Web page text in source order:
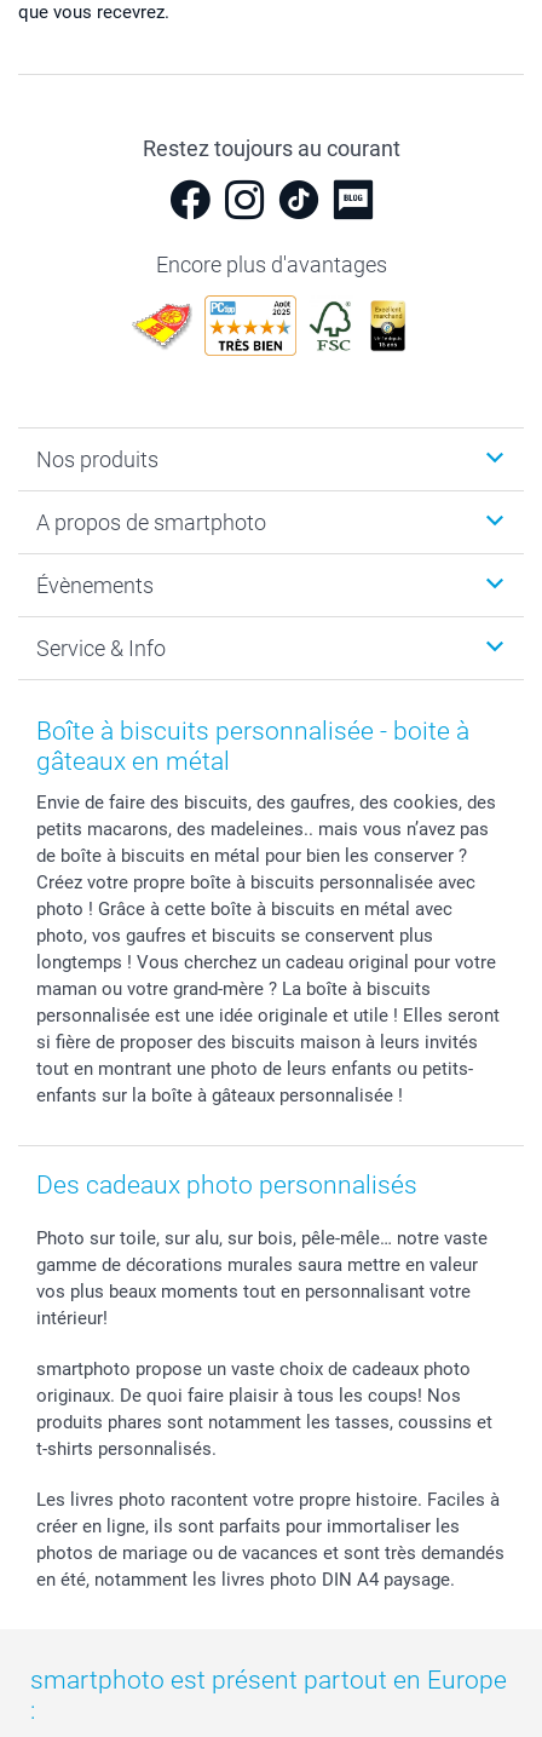
que vous recevrez.
Restez toujours au courant
Encore plus d'avantages
Nos produits
Cadeaux photo
MyNameBook
Développement photo & Tirage photo
Cadres photo & accessoires déco
Calendrier photos & Agendas photo
Chèque Cadeau
A propos de smartphoto
Durabilité
Gestion des cookies
Mentions Légales
Presse
Investor Relations
B2B smartbusiness
Droit de rétractation
Évènements
Nouvel An
Fête des Mères
Fête des Pères
Mariage
Fête d'anniversaire
Collection naissance
Tous les évènements
Service & Info
Tarifs et frais de livraison
Livraison
Modes de Paiement
Identifiez-vous
Plan du site
Statut de ma commande
smarfriends
smartgarantie
smartbonus
Boîte à biscuits personnalisée - boite à
gâteaux en métal
Envie de faire des biscuits, des gaufres, des cookies, des
petits macarons, des madeleines.. mais vous n’avez pas
de boîte à biscuits en métal pour bien les conserver ?
Créez votre propre boîte à biscuits personnalisée avec
photo ! Grâce à cette boîte à biscuits en métal avec
photo, vos gaufres et biscuits se conservent plus
longtemps ! Vous cherchez un cadeau original pour votre
maman ou votre grand-mère ? La boîte à biscuits
personnalisée est une idée originale et utile ! Elles seront
si fière de proposer des biscuits maison à leurs invités
tout en montrant une photo de leurs enfants ou petits-
enfants sur la boîte à gâteaux personnalisée !
Des cadeaux photo personnalisés
Photo sur toile, sur alu, sur bois, pêle-mêle… notre vaste
gamme de décorations murales saura mettre en valeur
vos plus beaux moments tout en personnalisant votre
intérieur!
smartphoto propose un vaste choix de cadeaux photo
originaux. De quoi faire plaisir à tous les coups! Nos
produits phares sont notamment les tasses, coussins et
t-shirts personnalisés.
Les livres photo racontent votre propre histoire. Faciles à
créer en ligne, ils sont parfaits pour immortaliser les
photos de mariage ou de vacances et sont très demandés
en été, notamment les livres photo DIN A4 paysage.
smartphoto est présent partout en Europe
: